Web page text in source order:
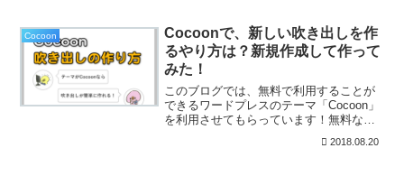
Cocoon
Cocoonで、新しい吹き出しを作
るやり方は？新規作成して作って
みた！
このブログでは、無料で利用することが
できるワードプレスのテーマ「Cocoon」
を利用させてもらっています！無料なの
いテーマになっています！そして、2018.08.20